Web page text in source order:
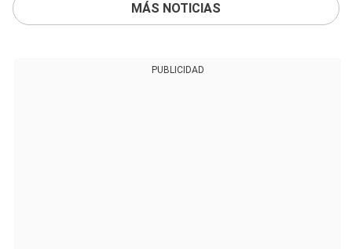
MÁS NOTICIAS
PUBLICIDAD